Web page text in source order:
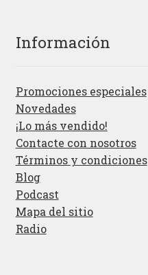
Información
Promociones especiales
Novedades
¡Lo más vendido!
Contacte con nosotros
Términos y condiciones
Blog
Podcast
Mapa del sitio
Radio